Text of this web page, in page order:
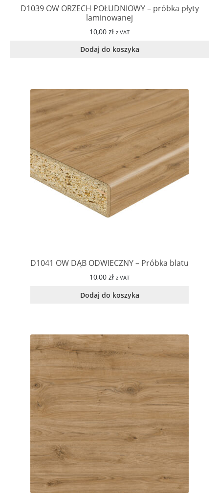
D1039 OW ORZECH POŁUDNIOWY – próbka płyty
laminowanej
10,00 zł z VAT
Dodaj do koszyka
D1041 OW DĄB ODWIECZNY – Próbka blatu
10,00 zł z VAT
Dodaj do koszyka